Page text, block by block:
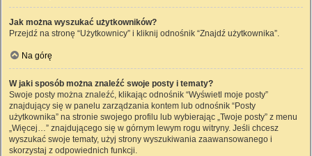
Jak można wyszukać użytkowników?
Przejdź na stronę “Użytkownicy” i kliknij odnośnik “Znajdź użytkownika”.
Na górę
W jaki sposób można znaleźć swoje posty i tematy?
Swoje posty można znaleźć, klikając odnośnik “Wyświetl moje posty”
znajdujący się w panelu zarządzania kontem lub odnośnik “Posty
użytkownika” na stronie swojego profilu lub wybierając „Twoje posty” z menu
„Więcej…” znajdującego się w górnym lewym rogu witryny. Jeśli chcesz
wyszukać swoje tematy, użyj strony wyszukiwania zaawansowanego i
skorzystaj z odpowiednich funkcji.